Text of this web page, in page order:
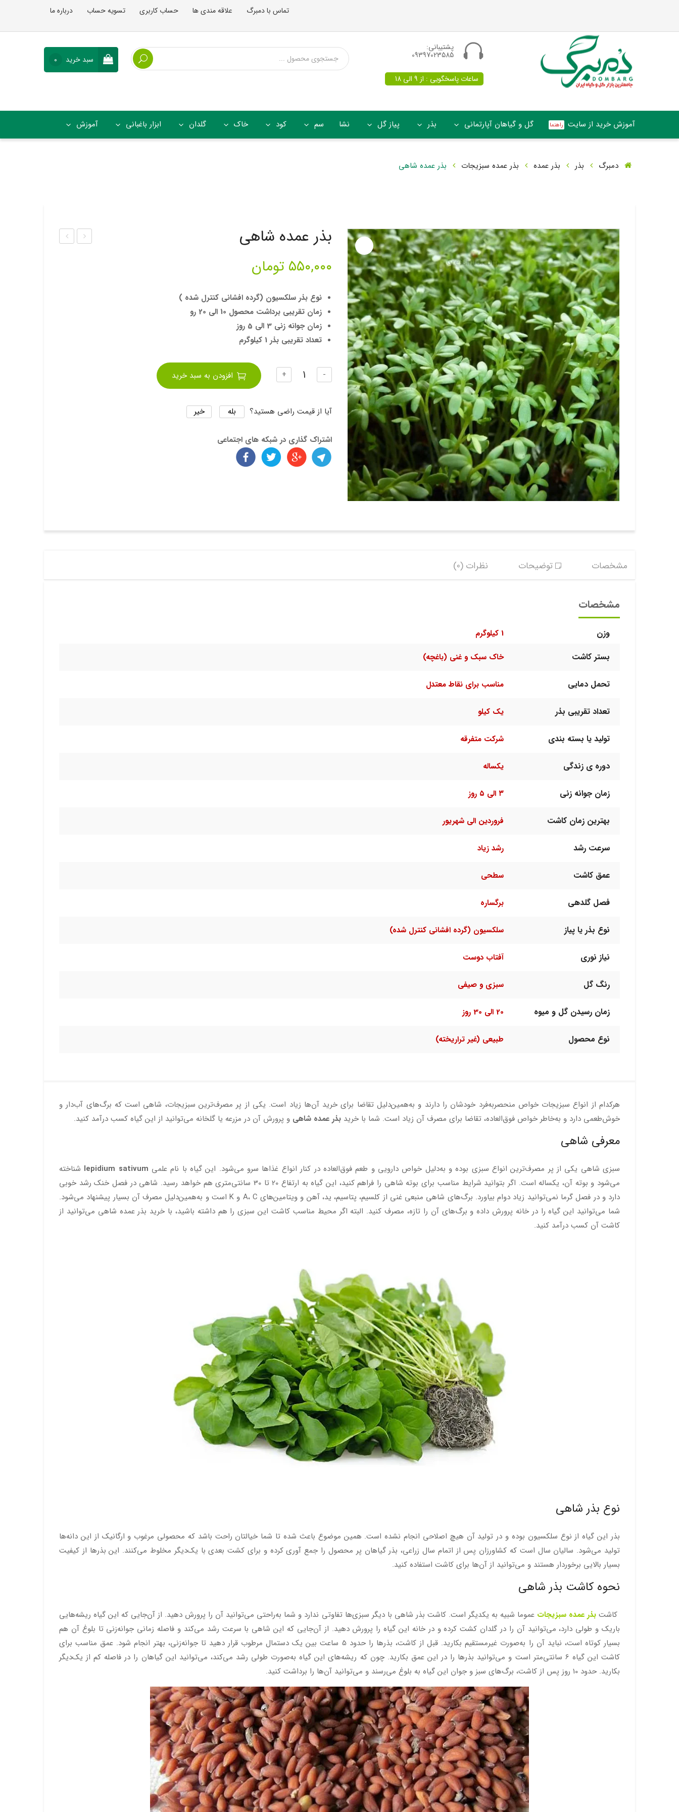
تماس با دمبرگ علاقه مندی ها حساب کاربری تسویه حساب درباره ما
پشتیبانی:
09397023585
ساعات پاسخگویی : از 9 الی 18
سبد خرید 0
آموزش خرید از سایت گل و گیاهان آپارتمانی بذر پیاز گل نشا سم کود خاک گلدان ابزار باغبانی آموزش
دمبرگ بذر بذر عمده بذر عمده سبزیجات بذر عمده شاهی
بذر عمده شاهی
۵۵۰,۰۰۰ تومان
نوع بذر سلکسیون (گرده افشانی کنترل شده )
زمان تقریبی برداشت محصول 10 الی 20 رو
زمان جوانه زنی 3 الی 5 روز
تعداد تقریبی بذر 1 کیلوگرم
- تعداد + افزودن به سبد خرید
آیا از قیمت راضی هستید؟ بله خیر
اشتراک گذاری در شبکه های اجتماعی
مشخصات توضیحات نظرات (0)
مشخصات
وزن 1 کیلوگرم
بستر کاشت خاک سبک و غنی (باغچه)
تحمل دمایی مناسب برای نقاط معتدل
تعداد تقریبی بذر یک کیلو
تولید یا بسته بندی شرکت متفرقه
دوره ی زندگی یکساله
زمان جوانه زنی ۳ الی ۵ روز
بهترین زمان کاشت فروردین الی شهریور
سرعت رشد رشد زیاد
عمق کاشت سطحی
فصل گلدهی برگساره
نوع بذر یا پیاز سلکسیون (گرده افشانی کنترل شده)
نیاز نوری آفتاب دوست
رنگ گل سبزی و صیفی
زمان رسیدن گل و میوه 20 الی 30 روز
نوع محصول طبیعی (غیر تراریخته)
هرکدام از انواع سبزیجات خواص منحصربه‌فرد خودشان را دارند و به‌همین‌دلیل تقاضا برای خرید آن‌ها زیاد است. یکی از پر مصرف‌ترین سبزیجات، شاهی است که برگ‌های آب‌دار و
خوش‌طعمی دارد و به‌خاطر خواص فوق‌العاده، تقاضا برای مصرف آن زیاد است. شما با خرید بذر عمده شاهی و پرورش آن در مزرعه یا گلخانه می‌توانید از این گیاه کسب درآمد کنید.
معرفی شاهی
سبزی شاهی یکی از پر مصرف‌ترین انواع سبزی بوده و به‌دلیل خواص دارویی و طعم فوق‌العاده در کنار انواع غذاها سرو می‌شود. این گیاه با نام علمی lepidium sativum شناخته
می‌شود و بوته آن، یکساله است. اگر بتوانید شرایط مناسب برای بوته شاهی را فراهم کنید، این گیاه به ارتفاع 20 تا 30 سانتی‌متری هم خواهد رسید. شاهی در فصل خنک رشد خوبی
دارد و در فصل گرما نمی‌توانید زیاد دوام بیاورد. برگ‌های شاهی منبعی غنی از کلسیم، پتاسیم، ید، آهن و ویتامین‌های A، C و K است و به‌همین‌دلیل مصرف آن بسیار پیشنهاد می‌شود.
شما می‌توانید این گیاه را در خانه پرورش داده و برگ‌های آن را تازه، مصرف کنید. البته اگر محیط مناسب کاشت این سبزی را هم داشته باشید، با خرید بذر عمده شاهی می‌توانید از
کاشت آن کسب درآمد کنید.
نوع بذر شاهی
بذر این گیاه از نوع سلکسیون بوده و در تولید آن هیچ اصلاحی انجام نشده است. همین موضوع باعث شده تا شما خیالتان راحت باشد که محصولی مرغوب و ارگانیک از این دانه‌ها
تولید می‌شود. سالیان سال است که کشاورزان پس از اتمام سال زراعی، بذر گیاهان پر محصول را جمع آوری کرده و برای کشت بعدی با یک‌دیگر مخلوط می‌کنند. این بذرها از کیفیت
بسیار بالایی برخوردار هستند و می‌توانید از آن‌ها برای کاشت استفاده کنید.
نحوه کاشت بذر شاهی
کاشت بذر عمده سبزیجات عموما شبیه به یکدیگر است. کاشت بذر شاهی با دیگر سبزی‌ها تفاوتی ندارد و شما به‌راحتی می‌توانید آن را پرورش دهید. از آن‌جایی که این گیاه ریشه‌هایی
باریک و طولی دارد، می‌توانید آن را در گلدان کشت کرده و در خانه این گیاه را پرورش دهید. از آن‌جایی که این شاهی با سرعت رشد می‌کند و فاصله زمانی جوانه‌زنی تا بلوغ آن هم
بسیار کوتاه است، نباید آن را به‌صورت غیرمستقیم بکارید. قبل از کاشت، بذرها را حدود 5 ساعت بین یک دستمال مرطوب قرار دهید تا جوانه‌زنی، بهتر انجام شود. عمق مناسب برای
کاشت این گیاه 6 سانتی‌متر است و می‌توانید بذرها را در این عمق بکارید. چون که ریشه‌های این گیاه به‌صورت طولی رشد می‌کند، می‌توانید این گیاهان را در فاصله کم از یک‌دیگر
بکارید. حدود 10 روز پس از کاشت، برگ‌های سبز و جوان این گیاه به بلوغ می‌رسند و می‌توانید آن‌ها را برداشت کنید.